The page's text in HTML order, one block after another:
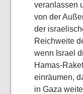
veranlassen
von der
der
Reichweite
wenn Israel
Hamas-
einräumen,
in Gaza